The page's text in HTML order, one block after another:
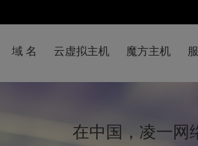
域 名 云虚拟主机 魔方主机
在中国，凌一